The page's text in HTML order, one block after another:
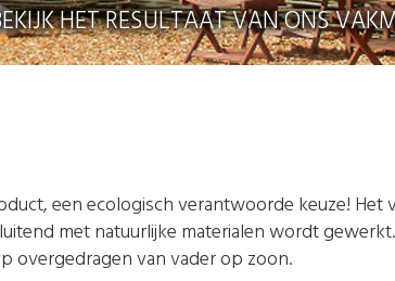
HET RESULTAAT VAN ONS
een ecologisch verantwoorde keuze!
met natuurlijke materialen wordt
overgedragen van vader op zoon.